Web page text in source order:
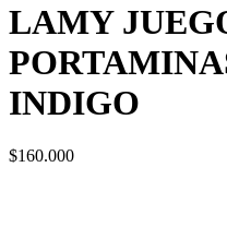
LAMY
INDIGO
$160.000